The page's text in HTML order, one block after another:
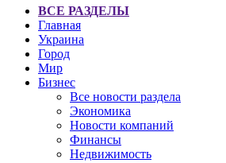
ВСЕ РАЗДЕЛЫ
Главная
Украина
Город
Мир
Бизнес
Все новости раздела
Экономика
Новости компаний
Финансы
Недвижимость